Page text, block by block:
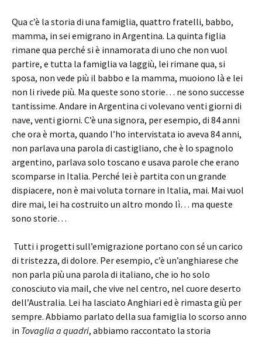
Qua c’è la storia di una famiglia, quattro fratelli, babbo,
mamma, in sei emigrano in Argentina. La quinta figlia
rimane qua perché si è innamorata di uno che non vuol
partire, e tutta la famiglia va laggiù, lei rimane qua, si
sposa, non vede più il babbo e la mamma, muoiono là e lei
non li rivede più. Ma queste sono storie… ne sono successe
tantissime. Andare in Argentina ci volevano venti giorni di
nave, venti giorni. C’è una signora, per esempio, di 84 anni
che ora è morta, quando l’ho intervistata io aveva 84 anni,
non parlava una parola di castigliano, che è lo spagnolo
argentino, parlava solo toscano e usava parole che erano
scomparse in Italia. Perché lei è partita con un grande
dispiacere, non è mai voluta tornare in Italia, mai. Mai vuol
dire mai, lei ha costruito un altro mondo lì… ma queste
sono storie…
Tutti i progetti sull’emigrazione portano con sé un carico
di tristezza, di dolore. Per esempio, c’è un’anghiarese che
non parla più una parola di italiano, che io ho solo
conosciuto via mail, che vive nel centro, nel cuore deserto
dell’Australia. Lei ha lasciato Anghiari ed è rimasta giù per
sempre. Abbiamo parlato della sua famiglia lo scorso anno
in Tovaglia a quadri, abbiamo raccontato la storia